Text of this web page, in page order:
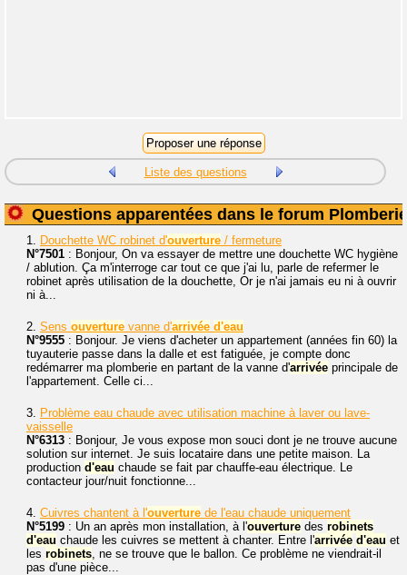
Liste des questions
Questions apparentées dans le forum Plomberie
1. Douchette WC robinet d'ouverture / fermeture
N°7501 : Bonjour, On va essayer de mettre une douchette WC hygiène
/ ablution. Ça m'interroge car tout ce que j'ai lu, parle de refermer le
robinet après utilisation de la douchette, Or je n'ai jamais eu ni à ouvrir
ni à...
2. Sens ouverture vanne d'arrivée d'eau
N°9555 : Bonjour. Je viens d'acheter un appartement (années fin 60) la
tuyauterie passe dans la dalle et est fatiguée, je compte donc
redémarrer ma plomberie en partant de la vanne d'arrivée principale de
l'appartement. Celle ci...
3. Problème eau chaude avec utilisation machine à laver ou lave-
vaisselle
N°6313 : Bonjour, Je vous expose mon souci dont je ne trouve aucune
solution sur internet. Je suis locataire dans une petite maison. La
production d'eau chaude se fait par chauffe-eau électrique. Le
contacteur jour/nuit fonctionne...
4. Cuivres chantent à l'ouverture de l'eau chaude uniquement
N°5199 : Un an après mon installation, à l'ouverture des robinets
d'eau chaude les cuivres se mettent à chanter. Entre l'arrivée d'eau et
les robinets, ne se trouve que le ballon. Ce problème ne viendrait-il
pas d'une pièce...